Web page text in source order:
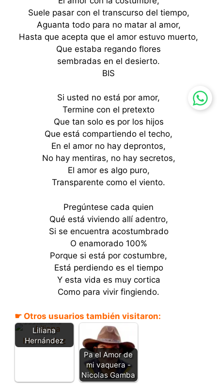
Suele pasar con el transcurso del tiempo,
Aguanta todo para no matar al amor,
Hasta que acepta que el amor estuvo muerto,
Que estaba regando flores
sembradas en el desierto.
BIS
Si usted no está por amor,
Termine con el pretexto
Que tan solo es por los hijos
Que está compartiendo el techo,
En el amor no hay deprontos,
No hay mentiras, no hay secretos,
El amor es algo puro,
Transparente como el viento.
Pregúntese cada quien
Qué está viviendo allí adentro,
Si se encuentra acostumbrado
O enamorado 100%
Porque si está por costumbre,
Está perdiendo es el tiempo
Y esta vida es muy cortica
Como para vivir fingiendo.
☛ Otros usuarios también visitaron:
costumbre -
Liliana
Hernández
Pa el Amor de
mi vaquera -
Nicolas Gamba